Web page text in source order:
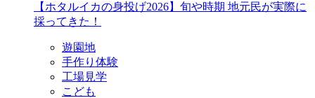
【ホタルイカの身投げ2026】旬や時期 地元民が実際に
採ってきた！
遊園地
手作り体験
工場見学
こども